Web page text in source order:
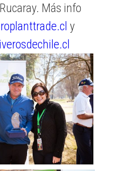
Más info
y